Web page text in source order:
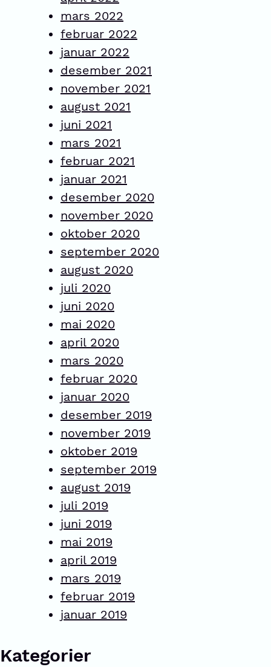
mars 2022
februar 2022
januar 2022
desember 2021
november 2021
august 2021
juni 2021
mars 2021
februar 2021
januar 2021
desember 2020
november 2020
oktober 2020
september 2020
august 2020
juli 2020
juni 2020
mai 2020
april 2020
mars 2020
februar 2020
januar 2020
desember 2019
november 2019
oktober 2019
september 2019
august 2019
juli 2019
juni 2019
mai 2019
april 2019
mars 2019
februar 2019
januar 2019
Kategorier